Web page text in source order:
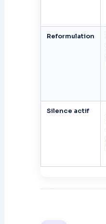
Reformulation
Silence actif